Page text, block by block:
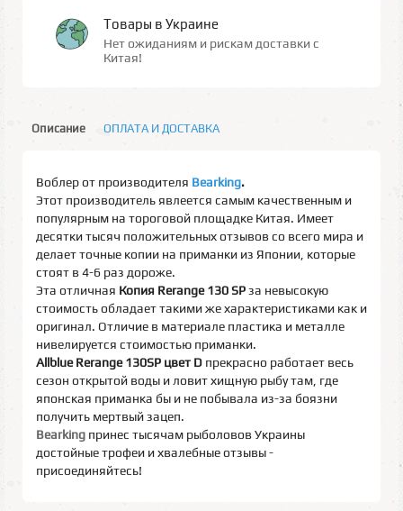
Товары в Украине
Нет ожиданиям и рискам доставки с
Китая!
Описание ОПЛАТА И ДОСТАВКА
Воблер от производителя Bearking.
Этот производитель явлеется самым качественным и
популярным на тороговой площадке Китая. Имеет
десятки тысяч положительных отзывов со всего мира и
делает точные копии на приманки из Японии, которые
стоят в 4-6 раз дороже.
Эта отличная Копия Rerange 130 SPза невысокую
стоимость обладает такими же характеристиками как и
оригинал. Отличие в материале пластика и металле
нивелируется стоимостью приманки.
Allblue Rerange 130SP цвет D прекрасно работает весь
сезон открытой воды и ловит хищную рыбу там, где
японская приманка бы и не побывала из-за боязни
получить мертвый зацеп.
Bearking принес тысячам рыболовов Украины
достойные трофеи и хвалебные отзывы -
присоединяйтесь!